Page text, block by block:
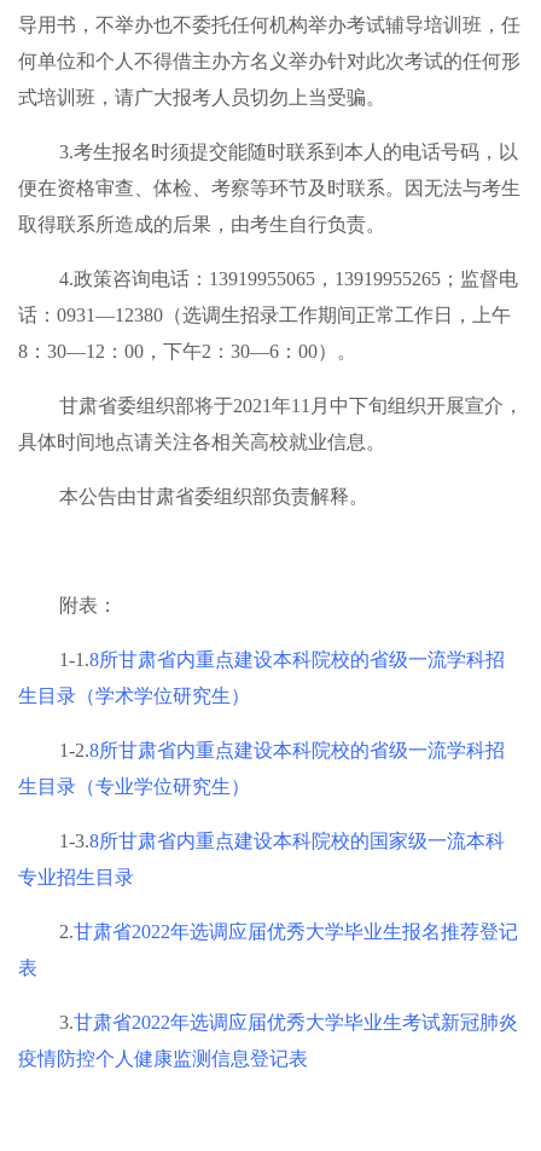
导用书，不举办也不委托任何机构举办考试辅导培训班，任
何单位和个人不得借主办方名义举办针对此次考试的任何形
式培训班，请广大报考人员切勿上当受骗。
3.考生报名时须提交能随时联系到本人的电话号码，以
便在资格审查、体检、考察等环节及时联系。因无法与考生
取得联系所造成的后果，由考生自行负责。
4.政策咨询电话：13919955065，13919955265；监督电
话：0931—12380（选调生招录工作期间正常工作日，上午
8：30—12：00，下午2：30—6：00）。
甘肃省委组织部将于2021年11月中下旬组织开展宣介，
具体时间地点请关注各相关高校就业信息。
本公告由甘肃省委组织部负责解释。
附表：
1-1.8所甘肃省内重点建设本科院校的省级一流学科招
生目录（学术学位研究生）
1-2.8所甘肃省内重点建设本科院校的省级一流学科招
生目录（专业学位研究生）
1-3.8所甘肃省内重点建设本科院校的国家级一流本科
专业招生目录
2.甘肃省2022年选调应届优秀大学毕业生报名推荐登记
表
3.甘肃省2022年选调应届优秀大学毕业生考试新冠肺炎
疫情防控个人健康监测信息登记表